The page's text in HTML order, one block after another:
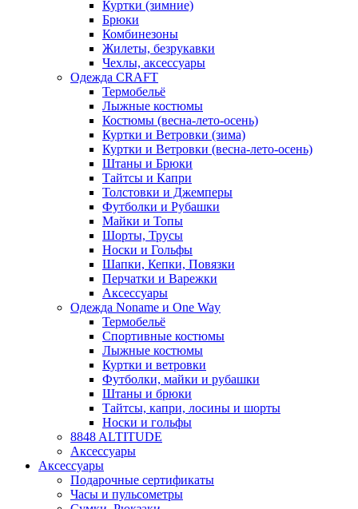
Куртки (зимние)
Брюки
Комбинезоны
Жилеты, безрукавки
Чехлы, аксессуары
Одежда CRAFT
Термобельё
Лыжные костюмы
Костюмы (весна-лето-осень)
Куртки и Ветровки (зима)
Куртки и Ветровки (весна-лето-осень)
Штаны и Брюки
Тайтсы и Капри
Толстовки и Джемперы
Футболки и Рубашки
Майки и Топы
Шорты, Трусы
Носки и Гольфы
Шапки, Кепки, Повязки
Перчатки и Варежки
Аксессуары
Одежда Noname и One Way
Термобельё
Спортивные костюмы
Лыжные костюмы
Куртки и ветровки
Футболки, майки и рубашки
Штаны и брюки
Тайтсы, капри, лосины и шорты
Носки и гольфы
8848 ALTITUDE
Аксессуары
Аксессуары
Подарочные сертификаты
Часы и пульсометры